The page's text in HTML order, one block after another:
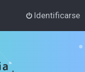
Identificarse